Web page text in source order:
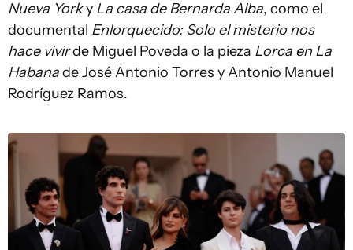
Nueva Yorky La casa de Bernarda Alba, como el
documental Enlorquecido: Solo el misterio nos
hace vivirde Miguel Poveda o la pieza Lorca en La
Habanade José Antonio Torres y Antonio Manuel
Rodríguez Ramos.